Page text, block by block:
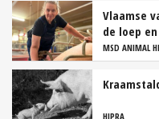
Vlaamse
de loep
MSD ANIMAL
HIPRA